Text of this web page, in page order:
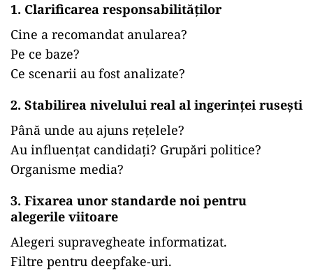
1. Clarificarea responsabilităților
Cine a recomandat anularea?
Pe ce baze?
Ce scenarii au fost analizate?
2. Stabilirea nivelului real al ingerinței rusești
Până unde au ajuns rețelele?
Au influențat candidați? Grupări politice?
Organisme media?
3. Fixarea unor standarde noi pentru
alegerile viitoare
Alegeri supravegheate informatizat.
Filtre pentru deepfake-uri.